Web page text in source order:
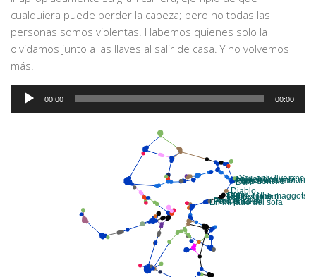
cualquiera puede perder la cabeza; pero no todas las
personas somos violentas. Habemos quienes solo la
olvidamos junto a las llaves al salir de casa. Y no volvemos
más.
Audio
Player
00:00 00:00